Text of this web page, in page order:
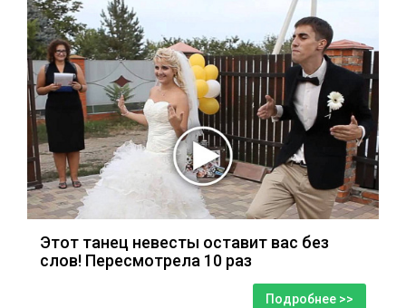
Этот танец невесты оставит вас без
слов! Пересмотрела 10 раз
Подробнее >>